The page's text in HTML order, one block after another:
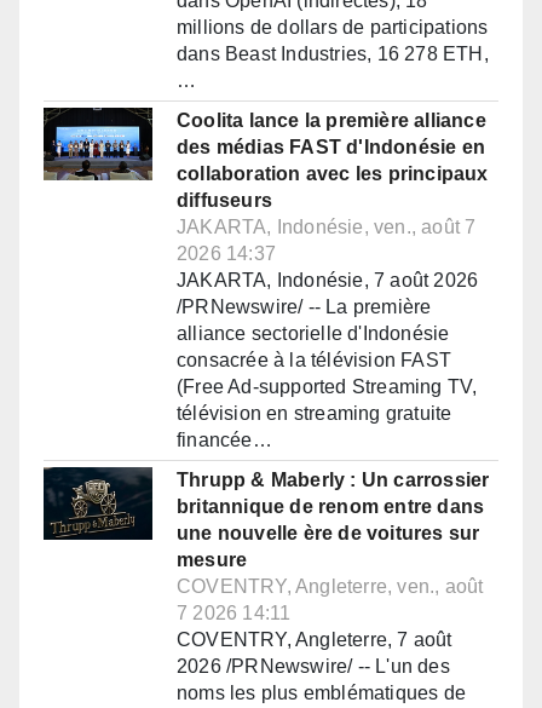
millions de dollars de participations
dans Beast Industries, 16 278 ETH,
…
Coolita lance la première alliance
des médias FAST d'Indonésie en
collaboration avec les principaux
diffuseurs
JAKARTA, Indonésie, ven., août 7
2026 14:37
JAKARTA, Indonésie, 7 août 2026
/PRNewswire/ -- La première
alliance sectorielle d'Indonésie
consacrée à la télévision FAST
(Free Ad-supported Streaming TV,
télévision en streaming gratuite
financée…
Thrupp & Maberly : Un carrossier
britannique de renom entre dans
une nouvelle ère de voitures sur
mesure
COVENTRY, Angleterre, ven., août
7 2026 14:11
COVENTRY, Angleterre, 7 août
2026 /PRNewswire/ -- L'un des
noms les plus emblématiques de